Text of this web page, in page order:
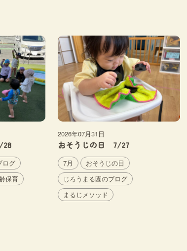
28
ログ
保育
2026年07月31日
おそうじの日 7/27
7月
おそうじの日
じろうまる園のブログ
まるじメソッド